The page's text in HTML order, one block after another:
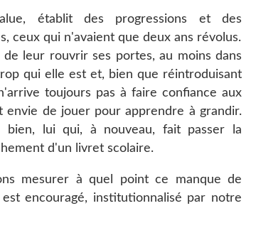
établit des progressions et des
ceux qui n'avaient que deux ans révolus.
leur rouvrir ses portes, au moins dans
qui elle est et, bien que réintroduisant
toujours pas à faire confiance aux
de jouer pour apprendre à grandir.
lui qui, à nouveau, fait passer la
d'un livret scolaire.
mesurer à quel point ce manque de
encouragé, institutionnalisé par notre